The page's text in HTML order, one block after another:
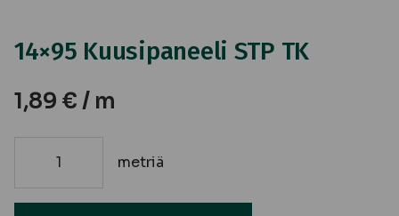
14×95 Kuusipaneeli STP TK
1,89 € / m
metriä